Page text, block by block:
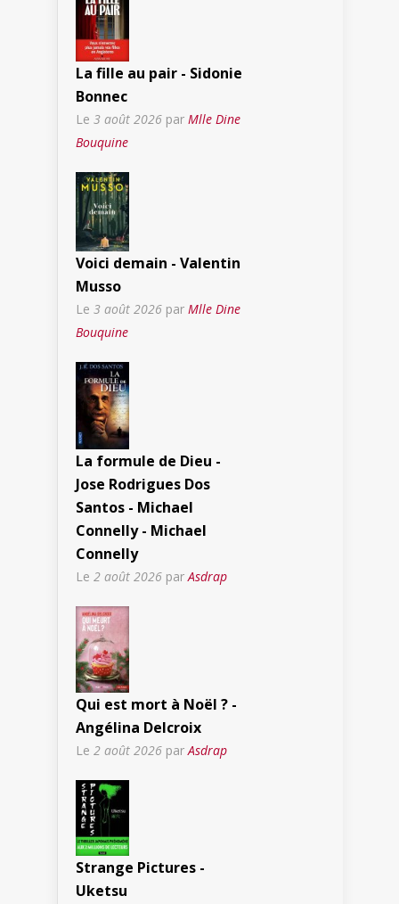
La fille au pair - Sidonie
Bonnec
Le 3 août 2026 par Mlle Dine
Bouquine
Voici demain - Valentin
Musso
Le 3 août 2026 par Mlle Dine
Bouquine
La formule de Dieu -
Jose Rodrigues Dos
Santos - Michael
Connelly - Michael
Connelly
Le 2 août 2026 parAsdrap
Qui est mort à Noël ? -
Angélina Delcroix
Le 2 août 2026 parAsdrap
Strange Pictures -
Uketsu